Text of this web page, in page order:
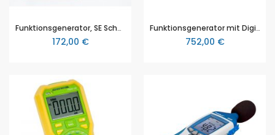
Funktionsgenerator, SE Schülerexperimente, NTL (P3120-3F)
172,00 €
Funktionsgenerator mit Digitalanzeige "demo", NTL (P3160-3A)
752,00 €